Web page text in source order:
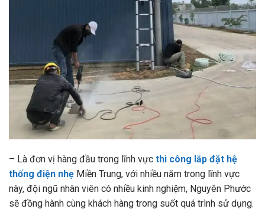
– Là đơn vị hàng đầu trong lĩnh vực thi công lắp đặt hệ
thống điện nhẹ Miền Trung, với nhiều năm trong lĩnh vực
này, đội ngũ nhân viên có nhiều kinh nghiệm, Nguyên Phước
sẽ đồng hành cùng khách hàng trong suốt quá trình sử dụng.